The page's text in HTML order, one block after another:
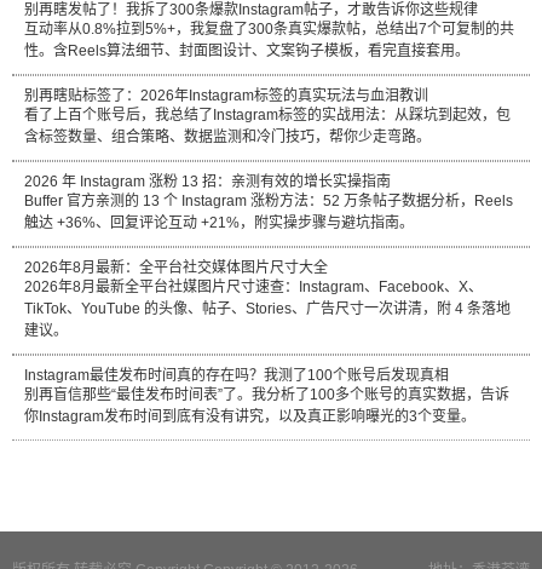
别再瞎发帖了！我拆了300条爆款Instagram帖子，才敢告诉你这些规律
互动率从0.8%拉到5%+，我复盘了300条真实爆款帖，总结出7个可复制的共
性。含Reels算法细节、封面图设计、文案钩子模板，看完直接套用。
别再瞎贴标签了：2026年Instagram标签的真实玩法与血泪教训
看了上百个账号后，我总结了Instagram标签的实战用法：从踩坑到起效，包
含标签数量、组合策略、数据监测和冷门技巧，帮你少走弯路。
2026 年 Instagram 涨粉 13 招：亲测有效的增长实操指南
Buffer 官方亲测的 13 个 Instagram 涨粉方法：52 万条帖子数据分析，Reels
触达 +36%、回复评论互动 +21%，附实操步骤与避坑指南。
2026年8月最新：全平台社交媒体图片尺寸大全
2026年8月最新全平台社媒图片尺寸速查：Instagram、Facebook、X、
TikTok、YouTube 的头像、帖子、Stories、广告尺寸一次讲清，附 4 条落地
建议。
Instagram最佳发布时间真的存在吗？我测了100个账号后发现真相
别再盲信那些“最佳发布时间表”了。我分析了100多个账号的真实数据，告诉
你Instagram发布时间到底有没有讲究，以及真正影响曝光的3个变量。